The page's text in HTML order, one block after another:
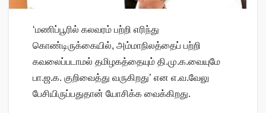
‘மணிப்பூரில் கலவரம் பற்றி எரிந்து
கொண்டிருக்கையில், அம்மாநிலத்தைப் பற்றி
கவலைப்படாமல் தமிழகத்தையும் தி.மு.க.வையுமே
பா.ஜ.க. குறிவைத்து வருகிறது’ என எ.வ.வேலு
பேசியிருப்பதுதான் யோசிக்க வைக்கிறது.